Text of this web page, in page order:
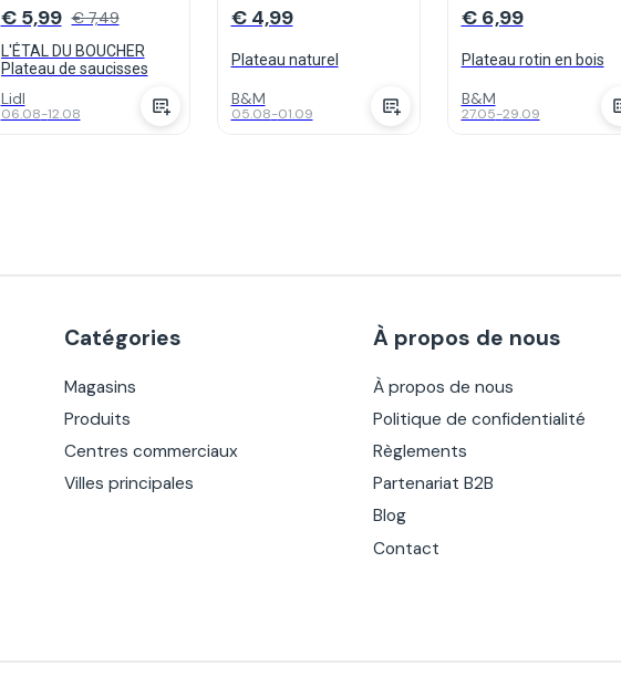
€ 5,99 € 7,49
L'ÉTAL DU BOUCHER
Plateau de saucisses
Lidl
06.08-12.08
€ 4,99
Plateau naturel
B&M
05.08-01.09
€ 6,99
Plateau rotin en bois
B&M
27.05-29.09
Catégories
Magasins
Produits
Centres commerciaux
Villes principales
À propos de nous
À propos de nous
Politique de confidentialité
Règlements
Partenariat B2B
Blog
Contact